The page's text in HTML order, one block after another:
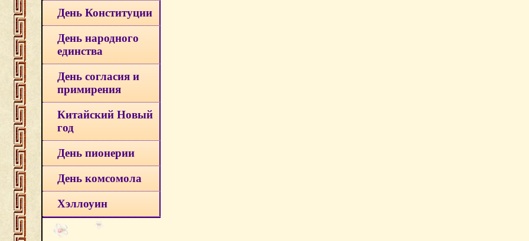
День Конституции
День народного
единства
День согласия и
примирения
Китайский Новый
год
День пионерии
День комсомола
Хэллоуин